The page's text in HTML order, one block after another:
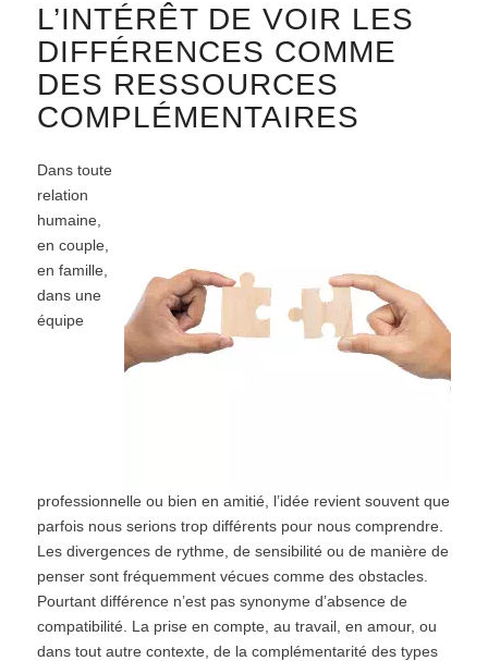
L’INTÉRÊT DE VOIR LES
DIFFÉRENCES COMME
DES RESSOURCES
COMPLÉMENTAIRES
Dans toute
relation
humaine,
en couple,
en famille,
dans une
équipe
professionnelle ou bien en amitié, l’idée revient souvent que
parfois nous serions trop différents pour nous comprendre.
Les divergences de rythme, de sensibilité ou de manière de
penser sont fréquemment vécues comme des obstacles.
Pourtant différence n’est pas synonyme d’absence de
compatibilité. La prise en compte, au travail, en amour, ou
dans tout autre contexte, de la complémentarité des types